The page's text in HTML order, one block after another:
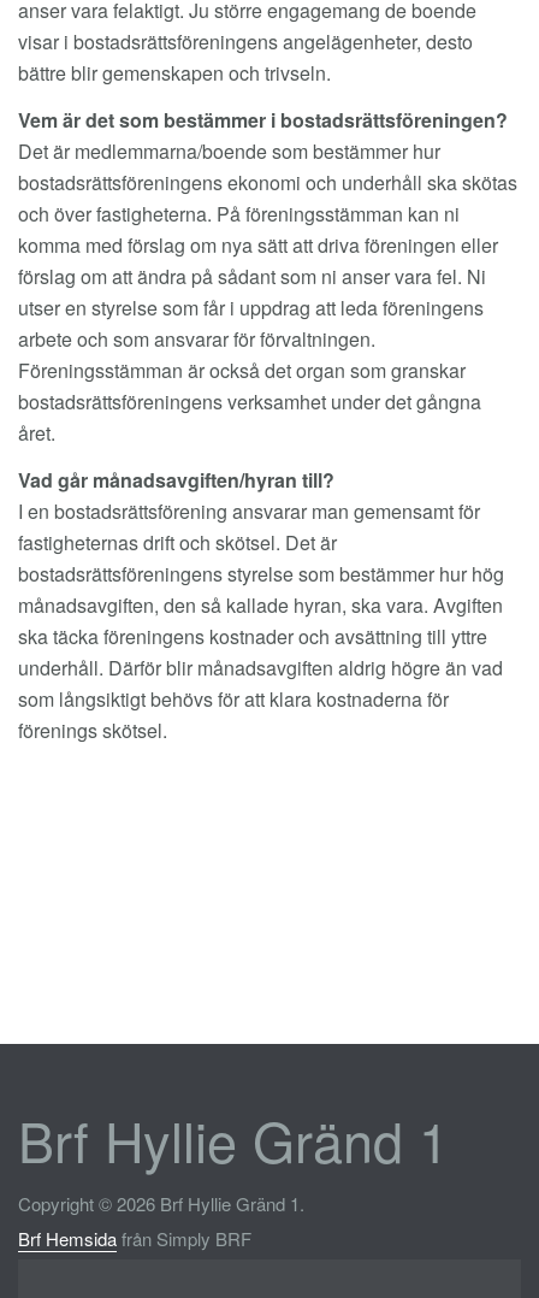
anser vara felaktigt. Ju större engagemang de boende
visar i bostadsrättsföreningens angelägenheter, desto
bättre blir gemenskapen och trivseln.
Vem är det som bestämmer i bostadsrättsföreningen?
Det är medlemmarna/boende som bestämmer hur
bostadsrättsföreningens ekonomi och underhåll ska skötas
och över fastigheterna. På föreningsstämman kan ni
komma med förslag om nya sätt att driva föreningen eller
förslag om att ändra på sådant som ni anser vara fel. Ni
utser en styrelse som får i uppdrag att leda föreningens
arbete och som ansvarar för förvaltningen.
Föreningsstämman är också det organ som granskar
bostadsrättsföreningens verksamhet under det gångna
året.
Vad går månadsavgiften/hyran till?
I en bostadsrättsförening ansvarar man gemensamt för
fastigheternas drift och skötsel. Det är
bostadsrättsföreningens styrelse som bestämmer hur hög
månadsavgiften, den så kallade hyran, ska vara. Avgiften
ska täcka föreningens kostnader och avsättning till yttre
underhåll. Därför blir månadsavgiften aldrig högre än vad
som långsiktigt behövs för att klara kostnaderna för
förenings skötsel.
Brf Hyllie Gränd 1
Copyright © 2026 Brf Hyllie Gränd 1.
Brf Hemsidafrån Simply BRF